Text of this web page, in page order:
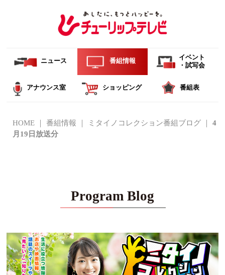
ニュース 番組情報
イベント
・試写会
アナウンス室 ショッピング 番組表
HOME 番組情報 ミタイノコレクション番組ブログ
4
月19日放送分
Program Blog